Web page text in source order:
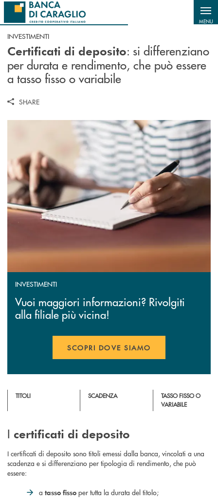
Salta al contenuto principale
MENU
INVESTIMENTI
Certificati di deposito: si differenziano
per durata e rendimento, che può essere
a tasso fisso o variabile
SHARE
INVESTIMENTI
Vuoi maggiori informazioni? Rivolgiti
alla filiale più vicina!
SCOPRI DOVE SIAMO
TITOLI SCADENZA
TASSO FISSO O
VARIABILE
I certificati di deposito
I certificati di deposito sono titoli emessi dalla banca, vincolati a una
scadenza e si differenziano per tipologia di rendimento, che può
essere:
a tasso fisso per tutta la durata del titolo;